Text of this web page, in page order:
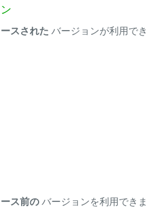
スされた バージョンが利用でき
ース前の バージョンを利用できま